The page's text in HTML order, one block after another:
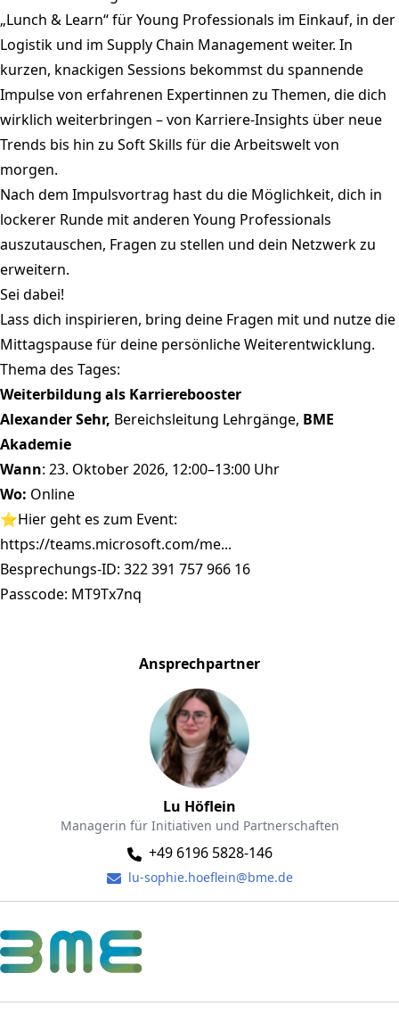
„Lunch & Learn“ für Young Professionals im Einkauf, in der
Logistik und im Supply Chain Management weiter. In
kurzen, knackigen Sessions bekommst du spannende
Impulse von erfahrenen Expertinnen zu Themen, die dich
wirklich weiterbringen – von Karriere-Insights über neue
Trends bis hin zu Soft Skills für die Arbeitswelt von
morgen.
Nach dem Impulsvortrag hast du die Möglichkeit, dich in
lockerer Runde mit anderen Young Professionals
auszutauschen, Fragen zu stellen und dein Netzwerk zu
erweitern.
Sei dabei!
Lass dich inspirieren, bring deine Fragen mit und nutze die
Mittagspause für deine persönliche Weiterentwicklung.
Thema des Tages:
Weiterbildung als Karrierebooster
Alexander Sehr, Bereichsleitung Lehrgänge, BME
Akademie
Wann: 23. Oktober 2026, 12:00–13:00 Uhr
Wo: Online
⭐Hier geht es zum Event:
https://teams.microsoft.com/me...
Besprechungs-ID: 322 391 757 966 16
Passcode: MT9Tx7nq
Ansprechpartner
Lu Höflein
Managerin für Initiativen und Partnerschaften
+49 6196 5828-146
lu-sophie.hoeflein@bme.de